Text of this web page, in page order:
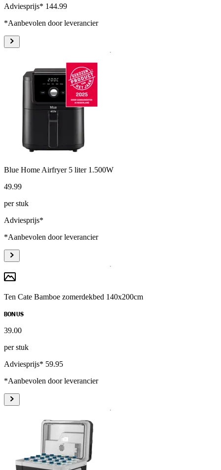
Adviesprijs* 144.99
*Aanbevolen door leverancier
Blue Home Airfryer 5 liter 1.500W
49.99
per stuk
Adviesprijs*
*Aanbevolen door leverancier
Ten Cate Bamboe zomerdekbed 140x200cm
BONUS
39.00
per stuk
Adviesprijs* 59.95
*Aanbevolen door leverancier